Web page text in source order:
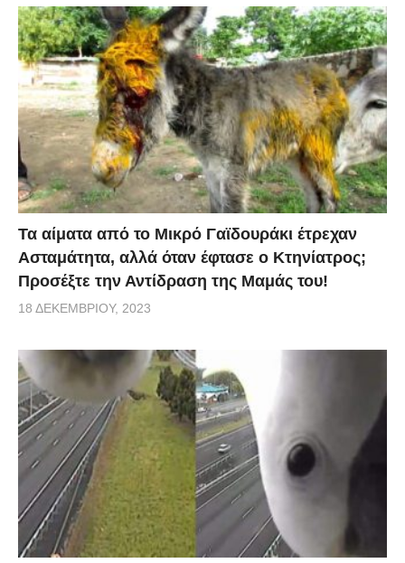
Τα αίματα από το Μικρό Γαϊδουράκι έτρεχαν
Ασταμάτητα, αλλά όταν έφτασε ο Κτηνίατρος;
Προσέξτε την Αντίδραση της Μαμάς του!
18 ΔΕΚΕΜΒΡΊΟΥ, 2023